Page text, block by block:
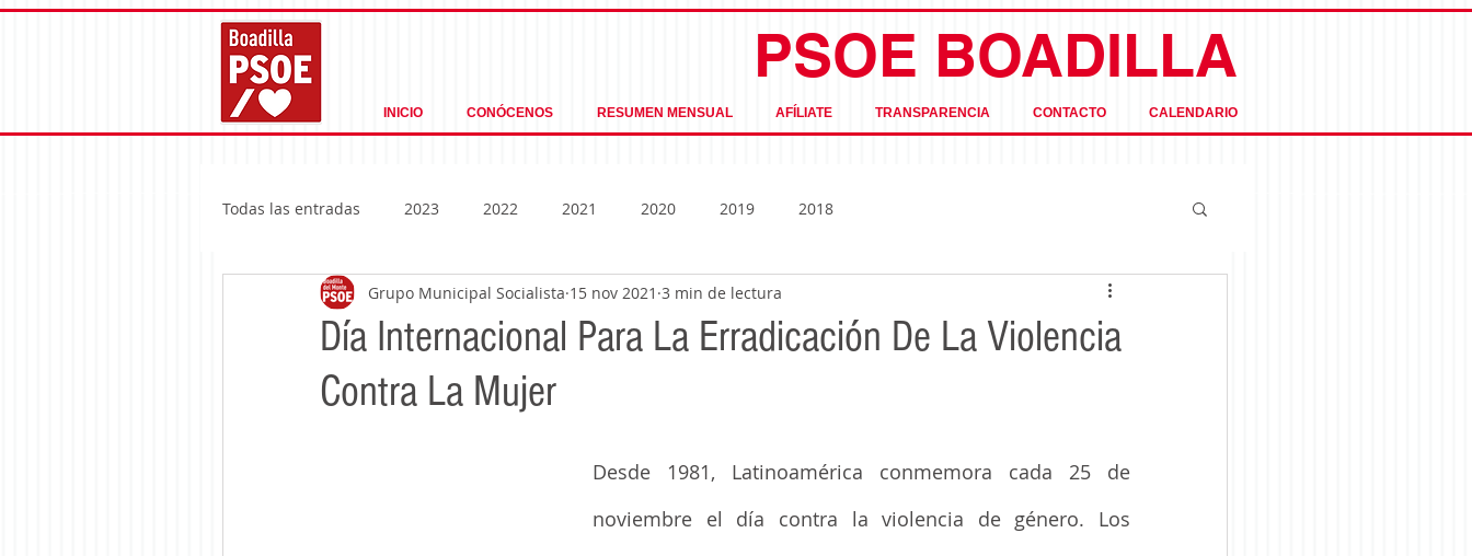
PSOE BOADILLA
INICIO CONÓCENOS RESUMEN MENSUAL AFÍLIATE TRANSPARENCIA CONTACTO CALENDARIO
Todas las entradas 2023 2022 2021 2020 2019 2018
Día Internacional Para La Erradicación De La Violencia
Contra La Mujer
Grupo Municipal Socialista 15 nov 2021 3 min de lectura
Desde 1981, Latinoamérica conmemora cada 25 de
noviembre el día contra la violencia de género. Los